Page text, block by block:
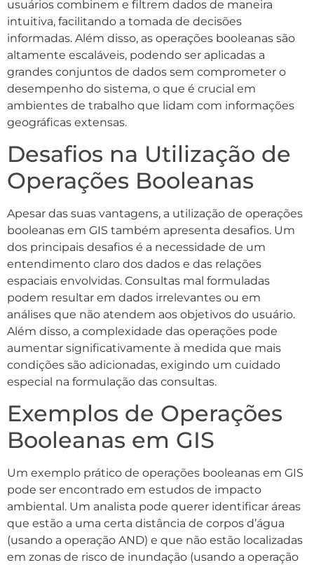
usuários combinem e filtrem dados de maneira
intuitiva, facilitando a tomada de decisões
informadas. Além disso, as operações booleanas são
altamente escaláveis, podendo ser aplicadas a
grandes conjuntos de dados sem comprometer o
desempenho do sistema, o que é crucial em
ambientes de trabalho que lidam com informações
geográficas extensas.
Desafios na Utilização de
Operações Booleanas
Apesar das suas vantagens, a utilização de operações
booleanas em GIS também apresenta desafios. Um
dos principais desafios é a necessidade de um
entendimento claro dos dados e das relações
espaciais envolvidas. Consultas mal formuladas
podem resultar em dados irrelevantes ou em
análises que não atendem aos objetivos do usuário.
Além disso, a complexidade das operações pode
aumentar significativamente à medida que mais
condições são adicionadas, exigindo um cuidado
especial na formulação das consultas.
Exemplos de Operações
Booleanas em GIS
Um exemplo prático de operações booleanas em GIS
pode ser encontrado em estudos de impacto
ambiental. Um analista pode querer identificar áreas
que estão a uma certa distância de corpos d’água
(usando a operação AND) e que não estão localizadas
em zonas de risco de inundação (usando a operação